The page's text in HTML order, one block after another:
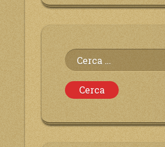
Ricerca
per: